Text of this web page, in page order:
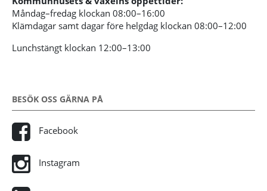
Måndag–fredag klockan 08:00–16:00
Klämdagar samt dagar före helgdag klockan 08:00–12:00
Lunchstängt klockan 12:00–13:00
BESÖK OSS GÄRNA PÅ
Facebook
Instagram